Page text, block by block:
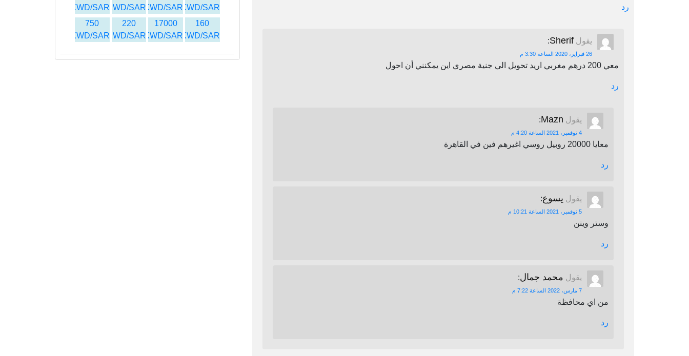
رد
يقول Sherif
:
26 فبراير، 2020 الساعة 3:30 م
معي 200 درهم مغربي اريد تحويل الي جنية مصري اين يمكنني أن احول
رد
يقول Mazn
:
4 نوفمبر، 2021 الساعة 4:20 م
معايا 20000 روبيل روسي اغيرهم فين في القاهرة
رد
يقول يسوع:
5 نوفمبر، 2021 الساعة 10:21 م
وستر وينن
رد
يقول محمد جمال:
7 مارس، 2022 الساعة 7:22 م
من اي محافظة
رد
KWD/SAR
KWD/SAR
KWD/SAR
KWD/SAR
160
KWD/SAR
17000
KWD/SAR
220
KWD/SAR
750
KWD/SAR